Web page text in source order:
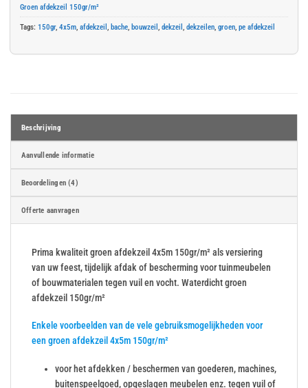
Groen afdekzeil 150gr/m²
Tags: 150gr, 4x5m afdekzeil bache bouwzeil dekzeil dekzeilen groen pe afdekzeil
Beschrijving
Aanvullende informatie
Beoordelingen (4)
Offerte aanvragen
Prima kwaliteit groen afdekzeil 4x5m 150gr/m² als versiering
van uw feest, tijdelijk afdak of bescherming voor tuinmeubelen
of bouwmaterialen tegen vuil en vocht. Waterdicht groen
afdekzeil 150gr/m²
Enkele voorbeelden van de vele gebruiksmogelijkheden voor
een groen afdekzeil 4x5m 150gr/m²
voor het afdekken / beschermen van goederen, machines,
buitenspeelgoed, opgeslagen meubelen enz. tegen vuil of